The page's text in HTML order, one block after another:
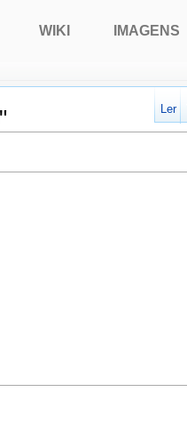
WIKI IMAGENS
Ler